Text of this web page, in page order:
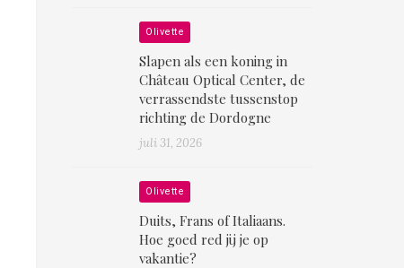
Olivette
Slapen als een koning in
Château Optical Center, de
verrassendste tussenstop
richting de Dordogne
juli 31, 2026
Olivette
Duits, Frans of Italiaans.
Hoe goed red jij je op
vakantie?